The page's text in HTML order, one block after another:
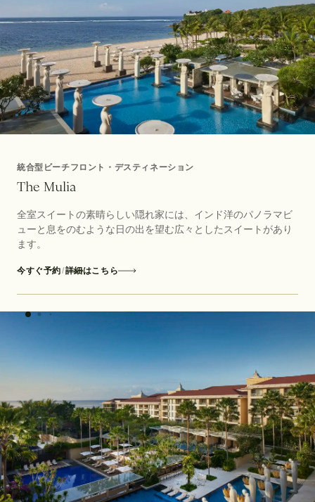
統合型ビーチフロント・デスティネーション
The Mulia
全室スイートの素晴らしい隠れ家には、インド洋のパノラマビ
ューと息をのむような日の出を望む広々としたスイートがあり
ます。
今すぐ予約/詳細はこちら